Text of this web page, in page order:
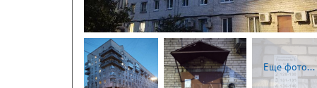
Еще фото...